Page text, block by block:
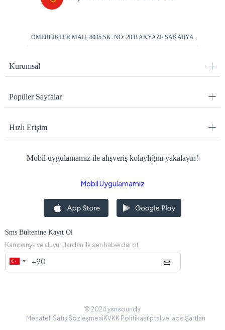
ÖMERCİKLER MAH. 8035 SK. NO: 20 B AKYAZI/ SAKARYA
Kurumsal
Popüler Sayfalar
Hızlı Erişim
Mobil uygulamamız ile alışveriş kolaylığını yakalayın!
Mobil Uygulamamız
Sms Bültenine Kayıt Ol
Kampanya ve duyurulardan ilk sen haberdar ol.
© 2024 ysnsounds
Mesafeli Satış Sözleşmesi KVKK Politikasıİptal ve İade Şartları